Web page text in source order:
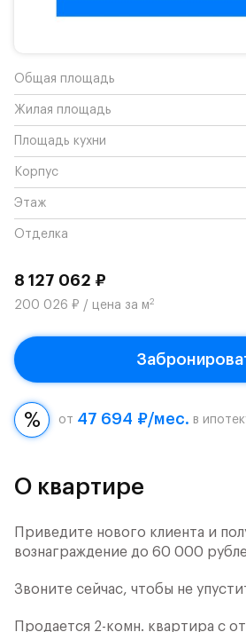
Общая площадь
Жилая площадь
Площадь кухни
Корпус
Этаж
Отделка
8 127 062 ₽
200 026 ₽ / цена за м2
от 47 694 ₽/мес. в
О квартире
Приведите нового клиента и
вознаграждение до 60 000
Звоните сейчас, чтобы не
Продается 2-комн. квартира с